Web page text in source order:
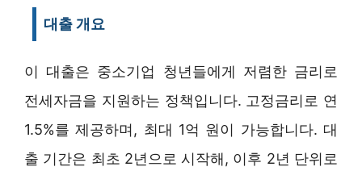
대출 개요
이 대출은 중소기업 청년들에게 저렴한 금리로
전세자금을 지원하는 정책입니다. 고정금리로 연
1.5%를 제공하며, 최대 1억 원이 가능합니다. 대
출 기간은 최초 2년으로 시작해, 이후 2년 단위로